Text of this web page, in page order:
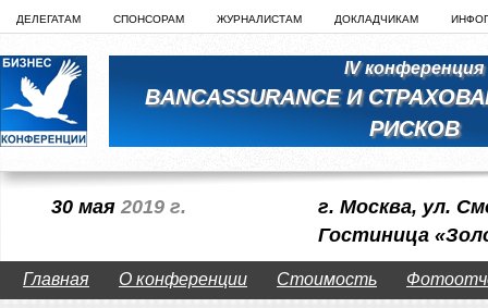
ДЕЛЕГАТАМ СПОНСОРАМ ЖУРНАЛИСТАМ ДОКЛАДЧИКАМ
IV конференция
BANCASSURANCE И
РИСКОВ
30 мая 2019 г.
г. Москва, ул.
Гостиница
Главная О конференции Стоимость